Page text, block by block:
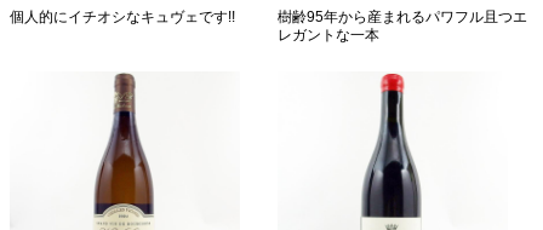
個人的にイチオシなキュヴェです!!
樹齢95年から産まれるパワフル且つエ
レガントな一本